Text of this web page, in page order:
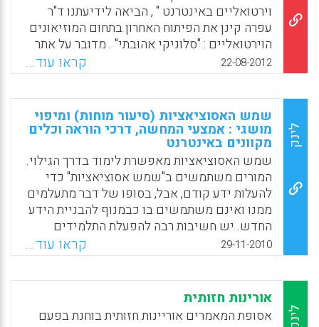
מתודיקה).
WhatsApp
Facebook
Email
X
וירטואליים באינטרנט " , הביאה לידיעתנו ד"ר
עפרה קינן את הפיתוח האחרון בתחום המוזיאונים
הוירטואליים : "סלוניקי אהובתי" . מדובר על אתר
אינטרנט חינוכי ואתנוגראפי מרשים : האתר ,
שהוא ללא ספק המילה האחרונה בתחומי
המוזיאונים הוירטואליים מציג את תולדות יהודי
יוון בכלל ותולדות יהודי סלוניקי באמצעות 5
שערים היסטוריים ואתנוגראפיים : " בראשית" ,
סלוניקי שלי, ימים שחורים, יוון היהודית , לארץ
ישראל .
WhatsApp
Facebook
Email
X
22-08-2012 קראו עוד...
לינק
שמש האסוציאציות (סיעור מוחות) ומיפוי
מושגי : אמצעי המחשה, דרכי הוראה וכלים
מקוונים באינטרנט
שמש האסוציאציות מאפשרת לימוד בדרך הגילוי.
המורים משתמשים ב"שמש אסוציאציות" כדי
להעלות ידע קודם, אבל, בסופו של דבר מתעלמים
ממנו ואינם משתמשים בו כבמנוף להבניית הידע
החדש. יש חשיבות רבה להפעלת התלמידים
בדרך של הבניית המידע אחרי הצגת שמש
האסוציאציות ע"י פעולות מיון והכללה – חלוקת
האסוציאציות לנושאים ומתן כותרות לקבוצות.
החלוקה והבניית הידע יכולה להיעשות באמצעות
טבלה בה התלמידים מציבים וממיינים את
29-11-2010 קראו עוד...
לינק
אורינות חזותית
אסופת המאמרים אוריינות חזותית בוחנת בפעם